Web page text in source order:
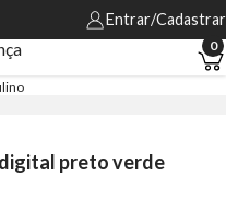
Entrar/Cadastrar
0
preto verde